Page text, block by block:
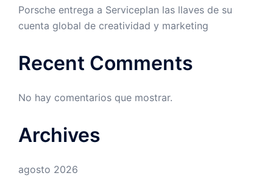
Porsche entrega a Serviceplan las llaves de su
cuenta global de creatividad y marketing
Recent Comments
No hay comentarios que mostrar.
Archives
agosto 2026